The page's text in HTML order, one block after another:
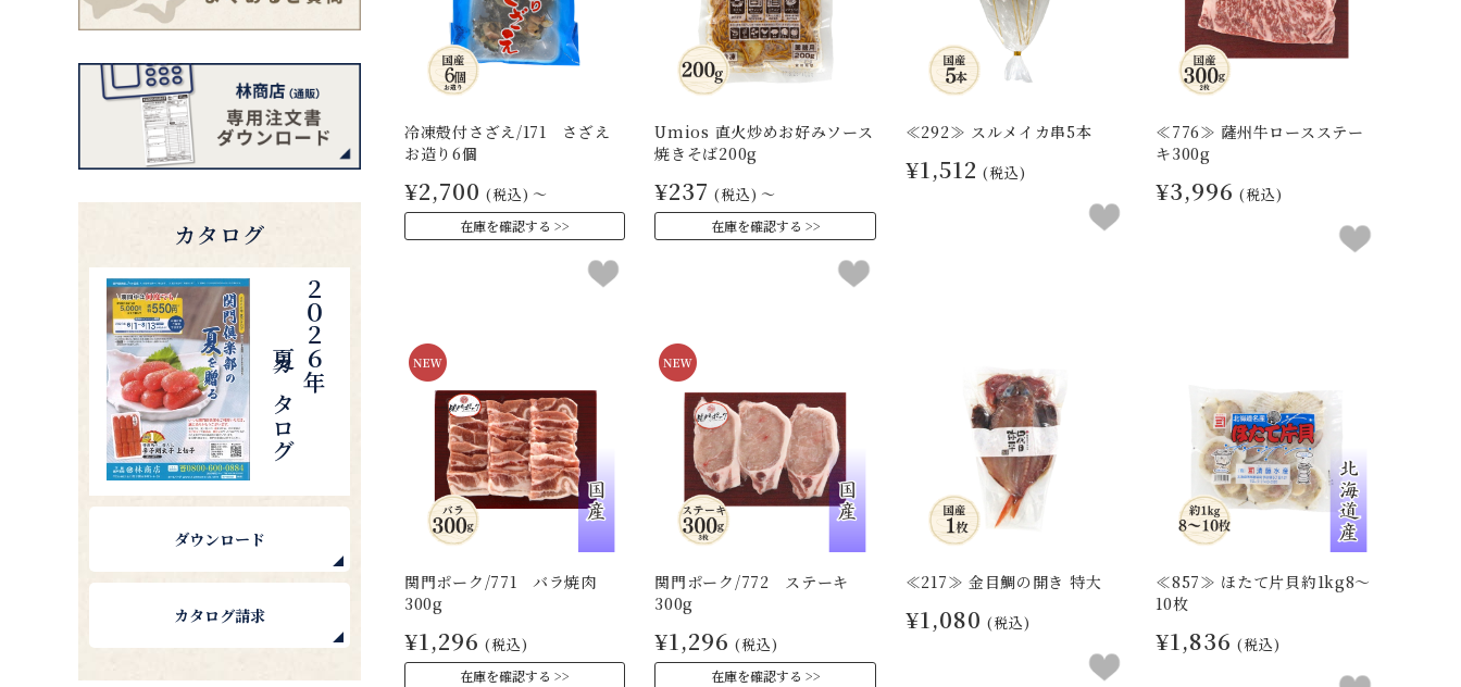
冷凍殻付さざえ/171 さざえ
お造り6個
¥2,700 (税込) ～
在庫を確認する
Umios 直火炒めお好みソース
焼きそば200g
¥237 (税込) ～
在庫を確認する
≪292≫ スルメイカ串5本
¥1,512 (税込)
≪776≫ 薩州牛ロースステー
キ300g
¥3,996 (税込)
関門ポーク/771 バラ焼肉
300g
¥1,296 (税込)
在庫を確認する
関門ポーク/772 ステーキ
300g
¥1,296 (税込)
在庫を確認する
≪217≫ 金目鯛の開き 特大
¥1,080 (税込)
≪857≫ ほたて片貝約1kg8～
10枚
¥1,836 (税込)
カタログ
２０２６年
夏カタログ
ダウンロード
カタログ請求